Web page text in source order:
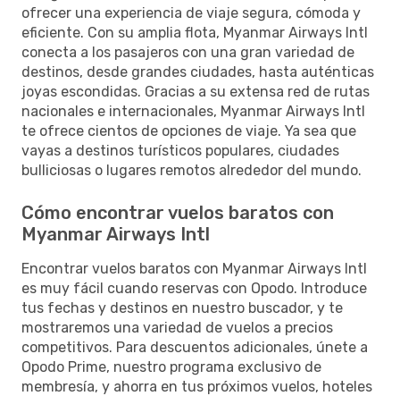
ofrecer una experiencia de viaje segura, cómoda y
eficiente. Con su amplia flota, Myanmar Airways Intl
conecta a los pasajeros con una gran variedad de
destinos, desde grandes ciudades, hasta auténticas
joyas escondidas. Gracias a su extensa red de rutas
nacionales e internacionales, Myanmar Airways Intl
te ofrece cientos de opciones de viaje. Ya sea que
vayas a destinos turísticos populares, ciudades
bulliciosas o lugares remotos alrededor del mundo.
Cómo encontrar vuelos baratos con
Myanmar Airways Intl
Encontrar vuelos baratos con Myanmar Airways Intl
es muy fácil cuando reservas con Opodo. Introduce
tus fechas y destinos en nuestro buscador, y te
mostraremos una variedad de vuelos a precios
competitivos. Para descuentos adicionales, únete a
Opodo Prime, nuestro programa exclusivo de
membresía, y ahorra en tus próximos vuelos, hoteles